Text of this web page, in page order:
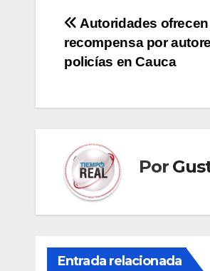
Navegación
de
Autoridades
recompensa por
policías en Cauca
Por
Entrada relacionada